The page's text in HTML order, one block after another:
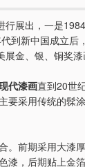
行展出，一是
到新中国成立后
金、银、铜奖漆
代漆画直到20世
要采用传统的髹
。前期采用大漆
漆，后期贴上金